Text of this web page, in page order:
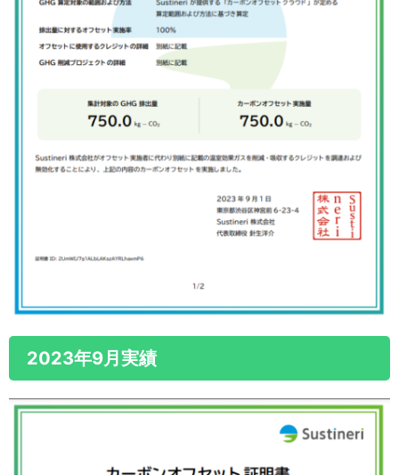
2023年9月実績